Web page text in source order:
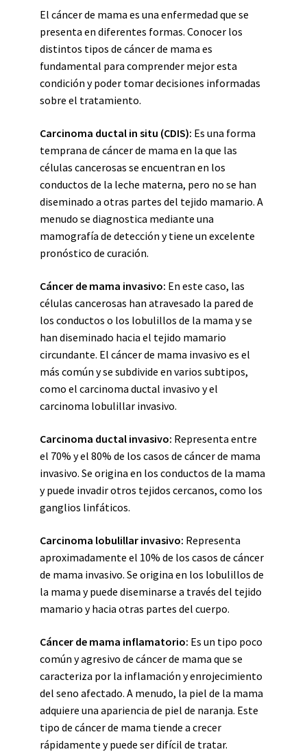
El cáncer de mama es una enfermedad que se
presenta en diferentes formas. Conocer los
distintos tipos de cáncer de mama es
fundamental para comprender mejor esta
condición y poder tomar decisiones informadas
sobre el tratamiento.
Carcinoma ductal in situ (CDIS): Es una forma
temprana de cáncer de mama en la que las
células cancerosas se encuentran en los
conductos de la leche materna, pero no se han
diseminado a otras partes del tejido mamario. A
menudo se diagnostica mediante una
mamografía de detección y tiene un excelente
pronóstico de curación.
Cáncer de mama invasivo: En este caso, las
células cancerosas han atravesado la pared de
los conductos o los lobulillos de la mama y se
han diseminado hacia el tejido mamario
circundante. El cáncer de mama invasivo es el
más común y se subdivide en varios subtipos,
como el carcinoma ductal invasivo y el
carcinoma lobulillar invasivo.
Carcinoma ductal invasivo: Representa entre
el 70% y el 80% de los casos de cáncer de mama
invasivo. Se origina en los conductos de la mama
y puede invadir otros tejidos cercanos, como los
ganglios linfáticos.
Carcinoma lobulillar invasivo: Representa
aproximadamente el 10% de los casos de cáncer
de mama invasivo. Se origina en los lobulillos de
la mama y puede diseminarse a través del tejido
mamario y hacia otras partes del cuerpo.
Cáncer de mama inflamatorio: Es un tipo poco
común y agresivo de cáncer de mama que se
caracteriza por la inflamación y enrojecimiento
del seno afectado. A menudo, la piel de la mama
adquiere una apariencia de piel de naranja. Este
tipo de cáncer de mama tiende a crecer
rápidamente y puede ser difícil de tratar.